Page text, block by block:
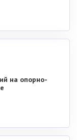
на опорно-